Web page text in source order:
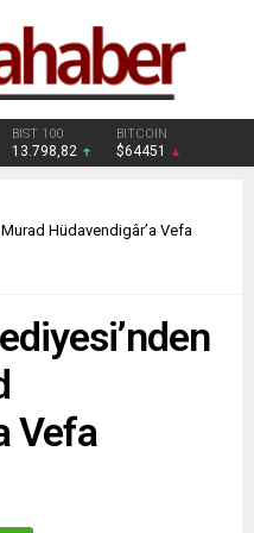
BIST 100
13.798,82
BITCOIN
$64451
Hüdavendigâr’a Vefa
Vefa